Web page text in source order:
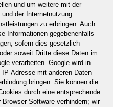
und um weitere mit der
der Internetnutzung
zu erbringen. Auch
Informationen gegebenenfalls
sofern dies gesetzlich
soweit Dritte diese Daten im
verarbeiten. Google wird in
IP-Adresse mit anderen Daten
bringen. Sie können die
durch eine entsprechende
Browser Software verhindern; wir